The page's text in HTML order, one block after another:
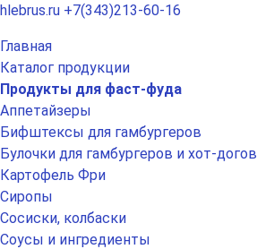
hlebrus.ru +7(343)213-60-16
Главная
Каталог продукции
Продукты для фаст-фуда
Аппетайзеры
Бифштексы для гамбургеров
Булочки для гамбургеров и хот-догов
Картофель Фри
Сиропы
Сосиски, колбаски
Соусы и ингредиенты